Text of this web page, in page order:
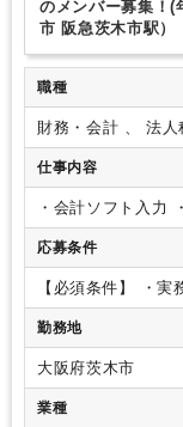
のメンバー募集！(
市 阪急茨木市駅）
職種
財務・会計 、 法人税・顧問業務（税務） 、 相続・事業承継
（税務）
仕事内容
・会計ソフト入力
確定申告書及び各
成、償却資産税申告
算変更届、経営規
応募条件
【必須条件】 ・実
・決算から税務申
記2級以上
勤務地
大阪府茨木市
業種